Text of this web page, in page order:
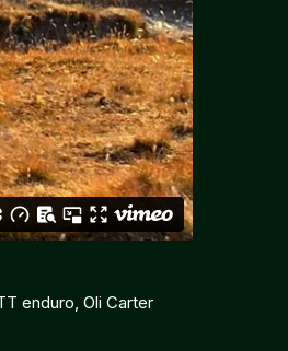
enduro, Oli Carter